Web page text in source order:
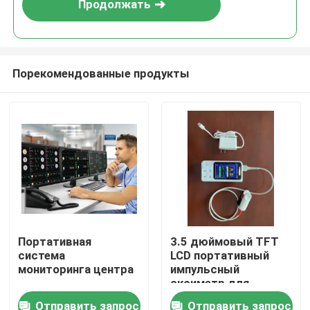
Дом
Продукты
Видео
Продолжать
Порекомендованные продукты
Портативная
система
мониторинга центра
Отправить запрос
3.5 дюймовый TFT
LCD портативный
импульсный
оксиметр для
мониторинга EtCO2 и
Отправить запрос